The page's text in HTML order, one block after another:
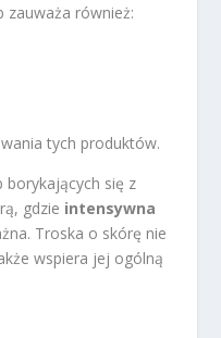
zauważa również:
tych produktów.
się z
gdzie intensywna
Troska o skórę nie
wspiera jej ogólną